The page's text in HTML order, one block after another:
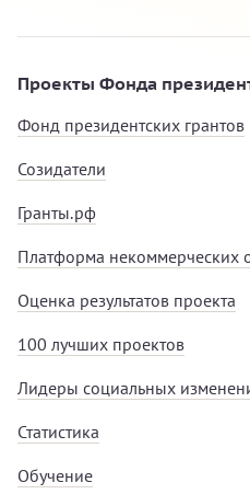
Проекты Фонда
Фонд президентских грантов
Созидатели
Гранты.рф
Платформа некоммерческих
Оценка результатов проекта
100 лучших проектов
Лидеры социальных
Статистика
Обучение